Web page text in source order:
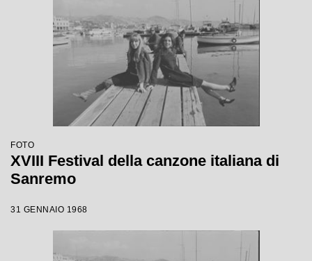
FOTO
XVIII Festival della canzone italiana di
Sanremo
31 GENNAIO 1968